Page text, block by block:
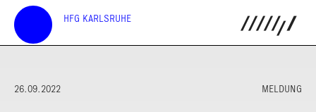
HFG KARLSRUHE
26.09.2022 MELDUNG